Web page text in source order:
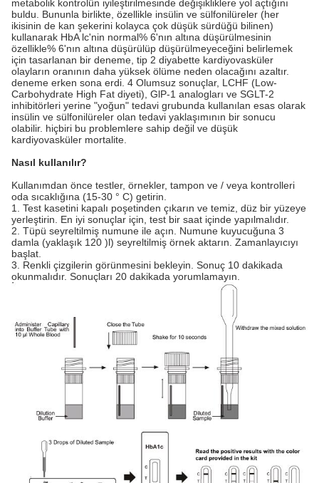
metabolik kontrolün iyileştirilmesinde değişikliklere yol açtığını
buldu. Bununla birlikte, özellikle insülin ve sülfonilüreler (her
ikisinin de kan şekerini kolayca çok düşük sürdüğü bilinen)
kullanarak HbA lc'nin normal% 6'nın altına düşürülmesinin
özellikle% 6'nın altına düşürülüp düşürülmeyeceğini belirlemek
için tasarlanan bir deneme, tip 2 diyabette kardiyovasküler
olayların oranının daha yüksek ölüme neden olacağını azaltır.
deneme erken sona erdi. 4 Olumsuz sonuçlar, LCHF (Low-
Carbohydrate High Fat diyeti), GlP-1 analogları ve SGLT-2
inhibitörleri yerine "yoğun" tedavi grubunda kullanılan esas olarak
insülin ve sülfonilüreler olan tedavi yaklaşımının bir sonucu
olabilir. hiçbiri bu problemlere sahip değil ve düşük
kardiyovasküler mortalite.
Nasıl kullanılır?
Kullanımdan önce testler, örnekler, tampon ve / veya kontrolleri
oda sıcaklığına (15-30 ° C) getirin.
1. Test kasetini kapalı poşetinden çıkarın ve temiz, düz bir yüzeye
yerleştirin. En iyi sonuçlar için, test bir saat içinde yapılmalıdır.
2. Tüpü seyreltilmiş numune ile açın. Numune kuyucuğuna 3
damla (yaklaşık 120 )l) seyreltilmiş örnek aktarın. Zamanlayıcıyı
başlat.
3. Renkli çizgilerin görünmesini bekleyin. Sonuç 10 dakikada
okunmalıdır. Sonuçları 20 dakikada yorumlamayın.